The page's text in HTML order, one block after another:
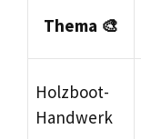
Thema 🎨
Holzboot-
Handwerk